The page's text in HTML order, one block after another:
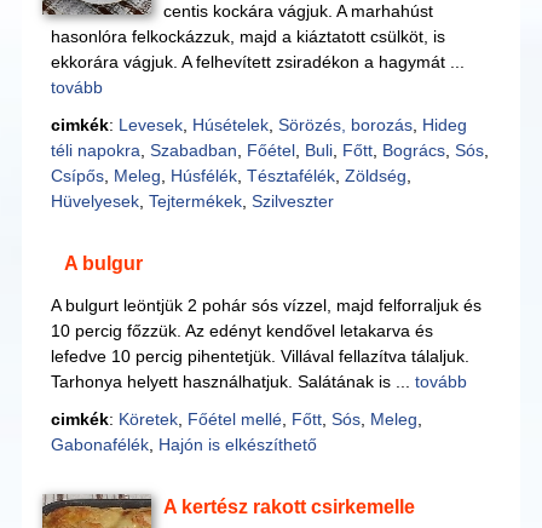
centis kockára vágjuk. A marhahúst
hasonlóra felkockázzuk, majd a kiáztatott csülköt, is
ekkorára vágjuk. A felhevített zsiradékon a hagymát ...
tovább
cimkék: Levesek, Húsételek, Sörözés, borozás, Hideg
téli napokra Szabadban Főétel, Buli, Főtt, Bogrács, Sós,
Csípős, Meleg Húsfélék, Tésztafélék, Zöldség
Hüvelyesek, Tejtermékek, Szilveszter
A bulgur
A bulgurt leöntjük 2 pohár sós vízzel, majd felforraljuk és
10 percig főzzük. Az edényt kendővel letakarva és
lefedve 10 percig pihentetjük. Villával fellazítva tálaljuk.
Tarhonya helyett használhatjuk. Salátának is ... tovább
cimkék: Köretek, Főétel mellé, Főtt, Sós, Meleg
Gabonafélék, Hajón is elkészíthető
A kertész rakott csirkemelle